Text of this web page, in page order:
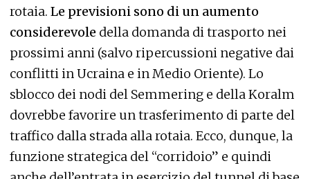
rotaia. Le previsioni sono di un aumento
considerevole della domanda di trasporto nei
prossimi anni (salvo ripercussioni negative dai
conflitti in Ucraina e in Medio Oriente). Lo
sblocco dei nodi del Semmering e della Koralm
dovrebbe favorire un trasferimento di parte del
traffico dalla strada alla rotaia. Ecco, dunque, la
funzione strategica del “corridoio” e quindi